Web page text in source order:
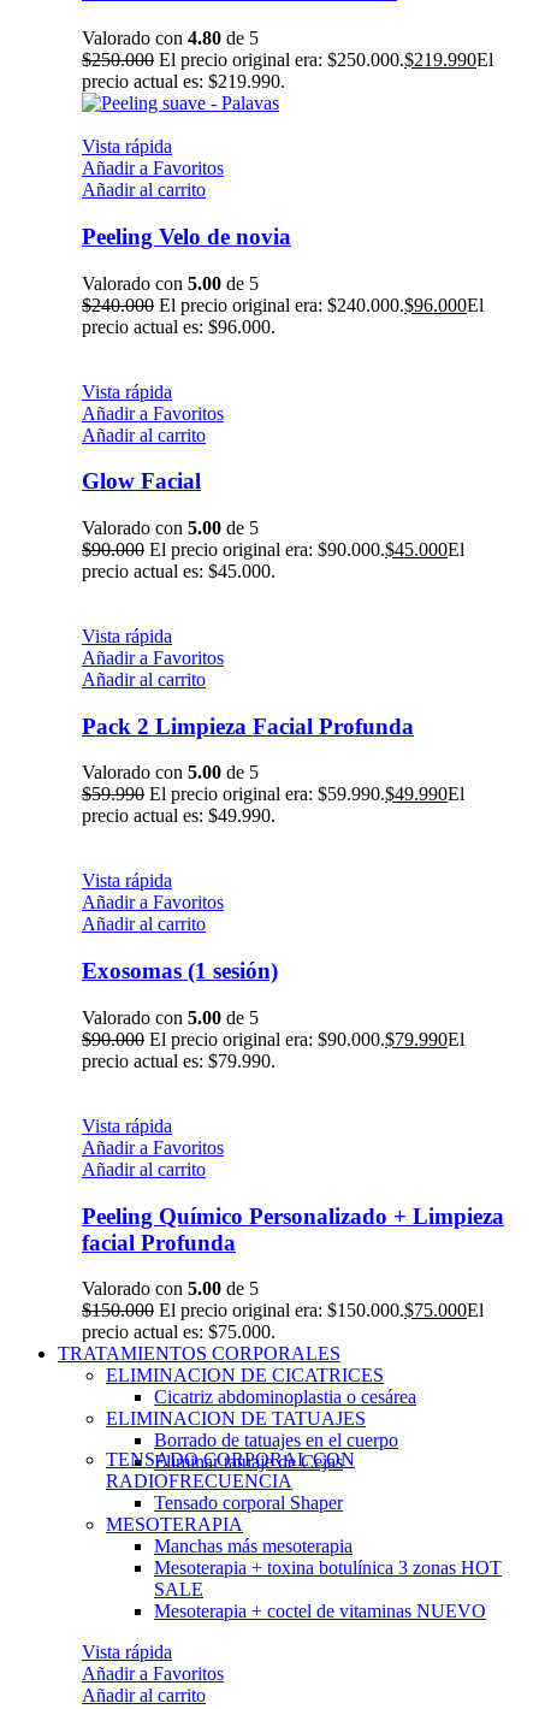
Valorado con 4.80 de 5
$250.000 El precio original era: $250.000.$219.990El
precio actual es: $219.990.
Vista rápida
Añadir a Favoritos
Añadir al carrito
Peeling Velo de novia
Valorado con 5.00 de 5
$240.000 El precio original era: $240.000.$96.000El
precio actual es: $96.000.
Vista rápida
Añadir a Favoritos
Añadir al carrito
Glow Facial
Valorado con 5.00 de 5
$90.000 El precio original era: $90.000.$45.000El
precio actual es: $45.000.
Vista rápida
Añadir a Favoritos
Añadir al carrito
Pack 2 Limpieza Facial Profunda
Valorado con 5.00 de 5
$59.990 El precio original era: $59.990.$49.990El
precio actual es: $49.990.
Vista rápida
Añadir a Favoritos
Añadir al carrito
Exosomas (1 sesión)
Valorado con 5.00 de 5
$90.000 El precio original era: $90.000.$79.990El
precio actual es: $79.990.
Vista rápida
Añadir a Favoritos
Añadir al carrito
Peeling Químico Personalizado + Limpieza
facial Profunda
Valorado con 5.00 de 5
$150.000 El precio original era: $150.000.$75.000El
precio actual es: $75.000.
TRATAMIENTOS CORPORALES
ELIMINACION DE CICATRICES
Cicatriz abdominoplastia o cesárea
ELIMINACION DE TATUAJES
Borrado de tatuajes en el cuerpo
Eliminar tatuaje de Cejas
TENSADO CORPORAL CON
RADIOFRECUENCIA
Tensado corporal Shaper
MESOTERAPIA
Manchas más mesoterapia
Mesoterapia + toxina botulínica 3 zonas HOT
SALE
Mesoterapia + coctel de vitaminas NUEVO
Vista rápida
Añadir a Favoritos
Añadir al carrito